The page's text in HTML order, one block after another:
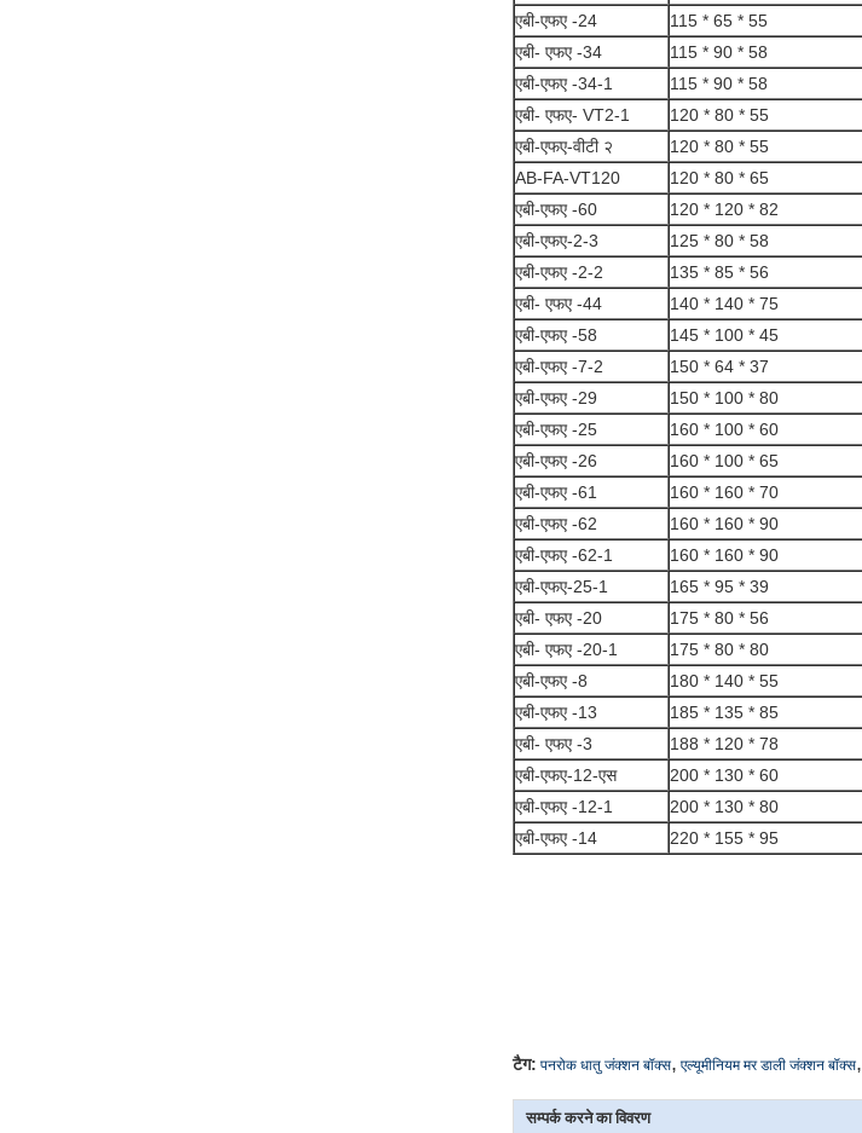
एबी-एफए -24
115 * 65 * 55
एबी- एफए -34
115 * 90 * 58
एबी-एफए -34-1
115 * 90 * 58
एबी- एफए- VT2-1
120 * 80 * 55
एबी-एफए-वीटी २
120 * 80 * 55
AB-FA-VT120
120 * 80 * 65
एबी-एफए -60
120 * 120 * 82
एबी-एफए-2-3
125 * 80 * 58
एबी-एफए -2-2
135 * 85 * 56
एबी- एफए -44
140 * 140 * 75
एबी-एफए -58
145 * 100 * 45
एबी-एफए -7-2
150 * 64 * 37
एबी-एफए -29
150 * 100 * 80
एबी-एफए -25
160 * 100 * 60
एबी-एफए -26
160 * 100 * 65
एबी-एफए -61
160 * 160 * 70
एबी-एफए -62
160 * 160 * 90
एबी-एफए -62-1
160 * 160 * 90
एबी-एफए-25-1
165 * 95 * 39
एबी- एफए -20
175 * 80 * 56
एबी- एफए -20-1
175 * 80 * 80
एबी-एफए -8
180 * 140 * 55
एबी-एफए -13
185 * 135 * 85
एबी- एफए -3
188 * 120 * 78
एबी-एफए-12-एस
200 * 130 * 60
एबी-एफए -12-1
200 * 130 * 80
एबी-एफए -14
220 * 155 * 95
टैग: पनरोक धातु जंक्शन बॉक्स, एल्यूमीनियम मर डाली जंक्शन बॉक्स,
सम्पर्क करने का विवरण